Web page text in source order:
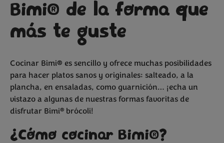
Huevos revueltos con
®y espárragos
trigueros
Bimi® de la forma que
más te guste
Cocinar Bimi® es sencillo y ofrece muchas posibilidades
para hacer platos sanos y originales: salteado, a la
plancha, en ensaladas, como guarnición… ¡echa un
vistazo a algunas de nuestras formas favoritas de
disfrutar Bimi® brócoli!
¿Cómo cocinar Bimi®?